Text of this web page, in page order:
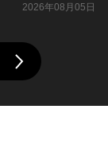
2026年08月05日